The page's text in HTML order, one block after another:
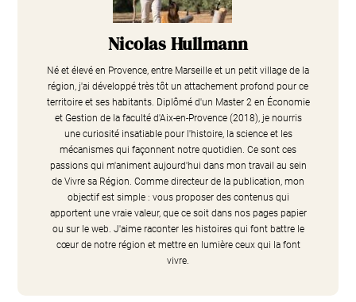
Nicolas Hullmann
Né et élevé en Provence, entre Marseille et un petit village de la
région, j'ai développé très tôt un attachement profond pour ce
territoire et ses habitants. Diplômé d'un Master 2 en Économie
et Gestion de la faculté d'Aix-en-Provence (2018), je nourris
une curiosité insatiable pour l'histoire, la science et les
mécanismes qui façonnent notre quotidien. Ce sont ces
passions qui m'animent aujourd'hui dans mon travail au sein
de Vivre sa Région. Comme directeur de la publication, mon
objectif est simple : vous proposer des contenus qui
apportent une vraie valeur, que ce soit dans nos pages papier
ou sur le web. J'aime raconter les histoires qui font battre le
cœur de notre région et mettre en lumière ceux qui la font
vivre.